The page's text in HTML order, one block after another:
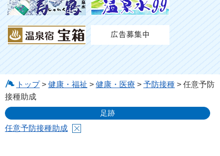
トップ> 健康・福祉 > 健康・医療 > 予防接種> 任意予防
接種助成
足跡
任意予防接種助成